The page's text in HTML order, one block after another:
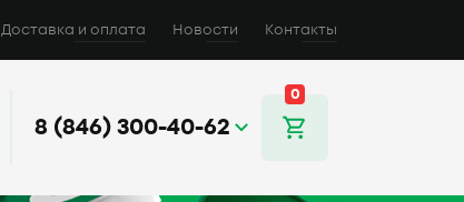
Доставка и оплата Новости Контакты
8 (846) 300-40-62
0